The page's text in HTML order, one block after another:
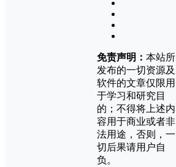
免责声明： 本站所
发布的一切资源及
软件的文章仅限用
于学习和研究目
的；不得将上述内
容用于商业或者非
法用途，否则，一
切后果请用户自
负。